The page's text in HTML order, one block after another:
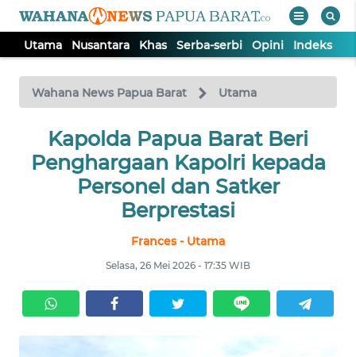
Utama Nusantara Khas Serba-serbi Opini Indeks
Wahana News Papua Barat Utama
Kapolda Papua Barat Beri
Penghargaan Kapolri kepada
Personel dan Satker
Berprestasi
Frances - Utama
Selasa, 26 Mei 2026 - 17:35 WIB
TV
Tutup
UTAMA
NUSANTARA
SERBI
OPINI